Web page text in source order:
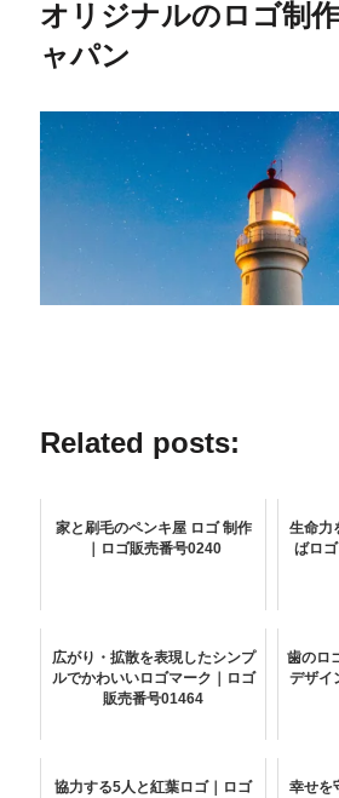
オリジナルのロゴ制
ャパン
Related posts:
家と刷毛のペンキ屋 ロゴ 制作
｜ロゴ販売番号0240
生命力
ばロ
広がり・拡散を表現したシンプ
ルでかわいいロゴマーク｜ロゴ
販売番号01464
歯のロ
デザイ
協力する5人と紅葉ロゴ｜ロゴ
幸せを